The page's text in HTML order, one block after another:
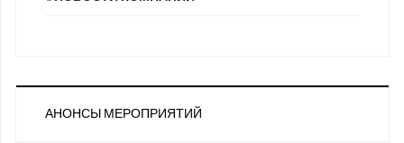
АНОНСЫ МЕРОПРИЯТИЙ